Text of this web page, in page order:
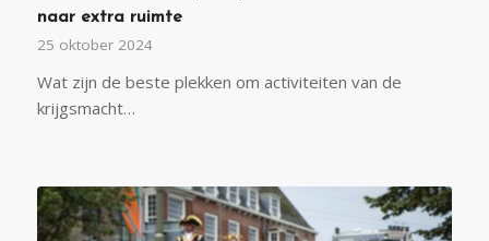
naar extra ruimte
25 oktober 2024
Wat zijn de beste plekken om activiteiten van de
krijgsmacht…